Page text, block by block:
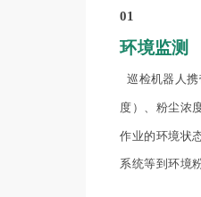
01
环境监测
巡检机器人
度）、粉尘浓
作业的环境状
系统等到环境